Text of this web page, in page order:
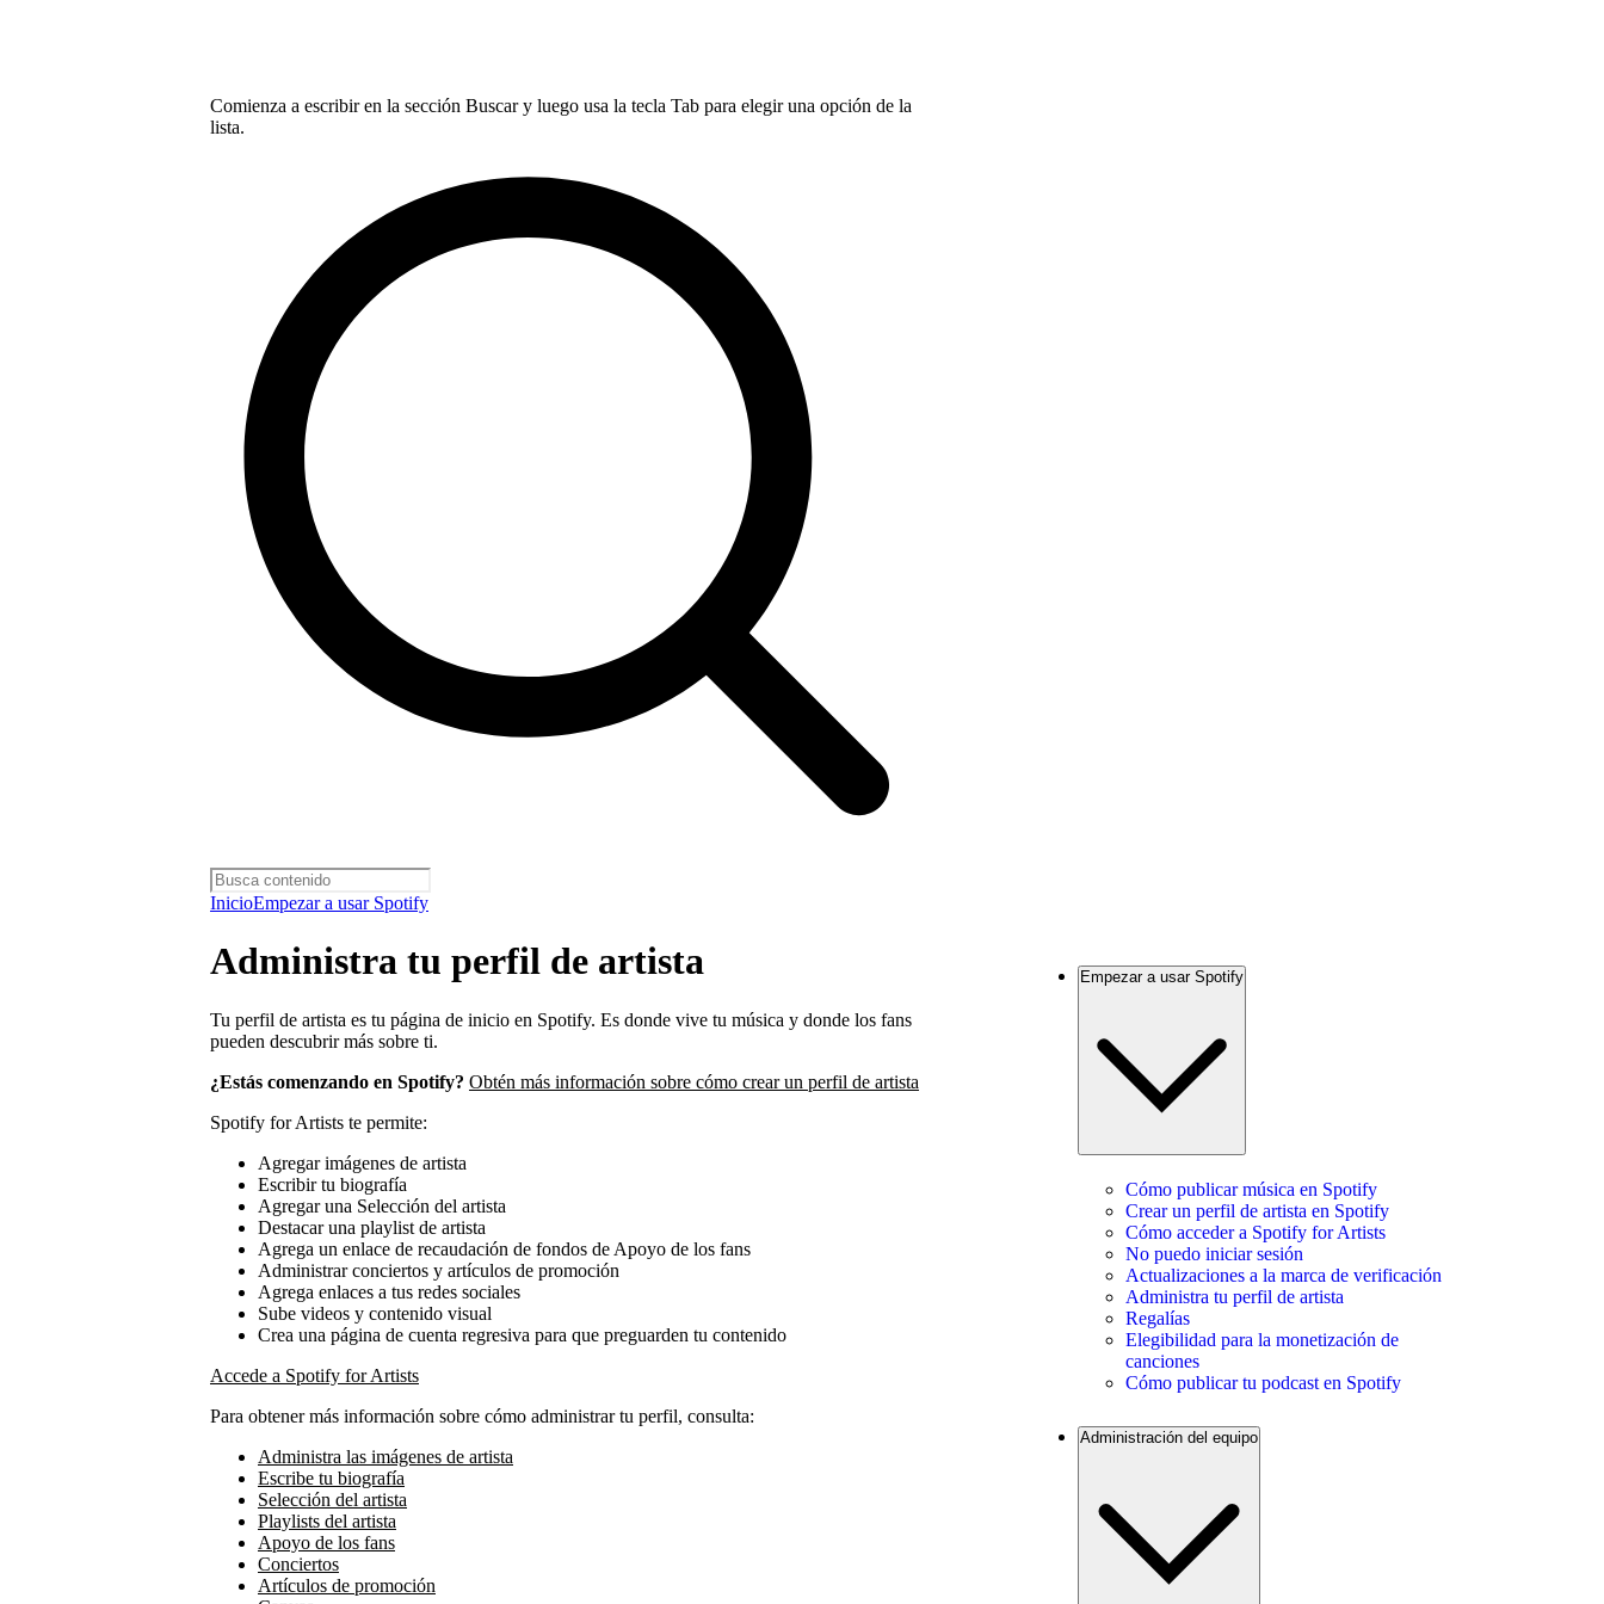
Comienza a escribir en la sección Buscar y luego usa la tecla Tab para elegir una opción de la
lista.
InicioEmpezar a usar Spotify
Administra tu perfil de artista
Tu perfil de artista es tu página de inicio en Spotify. Es donde vive tu música y donde los fans
pueden descubrir más sobre ti.
¿Estás comenzando en Spotify? Obtén más información sobre cómo crear un perfil de artista
Spotify for Artists te permite:
Agregar imágenes de artista
Escribir tu biografía
Agregar una Selección del artista
Destacar una playlist de artista
Agrega un enlace de recaudación de fondos de Apoyo de los fans
Administrar conciertos y artículos de promoción
Agrega enlaces a tus redes sociales
Sube videos y contenido visual
Crea una página de cuenta regresiva para que preguarden tu contenido
Accede a Spotify for Artists
Para obtener más información sobre cómo administrar tu perfil, consulta:
Administra las imágenes de artista
Escribe tu biografía
Selección del artista
Playlists del artista
Apoyo de los fans
Conciertos
Artículos de promoción
Empezar a usar Spotify
Cómo publicar música en Spotify
Crear un perfil de artista en Spotify
Cómo acceder a Spotify for Artists
No puedo iniciar sesión
Actualizaciones a la marca de verificación
Administra tu perfil de artista
Regalías
Elegibilidad para la monetización de
canciones
Cómo publicar tu podcast en Spotify
Administración del equipo